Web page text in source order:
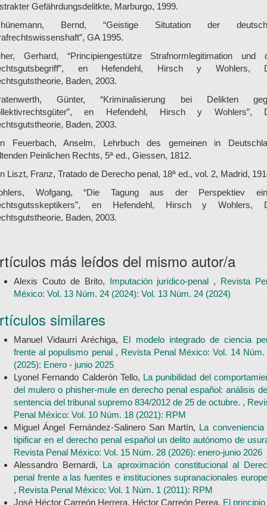
Gefährdungsdelitkte, Marburgo, 1999.
Bernd, “Geistige Situtation der
GA 1995.
Gerhard, “Principiengestütze Strafnormlegitimation und
en Hefendehl, Hirsch y Wohlers,
Baden, 2003.
Günter, “Kriminalisierung bei Delikten
en Hefendehl, Hirsch y Wohlers”,
Baden, 2003.
Feuerbach, Anselm, Lehrbuch des gemeinen in
Peinlichen Rechts, 5ª ed., Giessen, 1812.
Liszt, Franz, Tratado de Derecho penal, 18ª ed., vol. 2, Madrid,
Wofgang, “Die Tagung aus der Perspektiev
en Hefendehl, Hirsch y Wohlers,
Baden, 2003.
más leídos del mismo autor/a
Alexis Couto de Brito, Imputación jurídico-penal , Revista
México: Vol. 13 Núm. 24 (2024): Vol. 13 Núm. 24 (2024)
similares
Manuel Vidaurri Aréchiga, El modelo integrado de ciencia
frente al populismo penal , Revista Penal México: Vol. 14 Núm.
(2025): Enero - junio 2025
Lyonel Fernando Calderón Tello, La punibilidad del
del mulero o phisher-mule en derecho penal español: análisis
sentencia del tribunal supremo 834/2012 de 25 de octubre. ,
Penal México: Vol. 10 Núm. 18 (2021): RPM
Miguel Ángel Fernández-Salinero San Martín, La conveniencia
tipificar en el derecho penal español un delito autónomo de
Revista Penal México: Vol. 15 Núm. 28 (2026): enero-junio 2026
Alessandro Bernardi, La aproximación constitucional al
penal frente a las fuentes e instituciones supranacionales
, Revista Penal México: Vol. 1 Núm. 1 (2011): RPM
José Héctor Carreón Herrera, Héctor Carreón Perea, El principio